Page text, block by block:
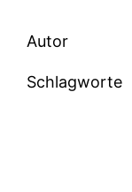
Autor
Schlagworte